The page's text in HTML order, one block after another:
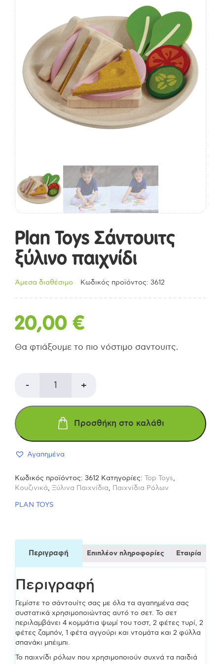
Plan Toys Σάντουιτς
ξύλινο παιχνίδι
Άμεσα διαθέσιμο Κωδικός προϊόντος: 3612
20,00 €
Θα φτιάξουμε το πιο νόστιμο σαντουιτς.
- Plan
Toys
ξύλινο
παιχνίδι
ποσότητα
+
Προσθήκη στο καλάθι
Αγαπημένα
Κωδικός προϊόντος: 3612 Κατηγορίες: Top Toys,
Κουζινικά, Ξύλινα Παιχνίδια, Παιχνίδια Ρόλων
PLAN TOYS
Περιγραφή Επιπλέον πληροφορίες Εταιρία
Περιγραφή
Γεμίστε το σάντουίτς σας με όλα τα αγαπημένα σας
συστατικά χρησιμοποιώντας αυτό το σετ. Το σετ
περιλαμβάνει 4 κομμάτια ψωμί του τοστ, 2 φέτες τυρί, 2
φέτες ζαμπόν, 1 φέτα αγγούρι και ντομάτα και 2 φύλλα
σπανάκι μπέιμπι.
Το παιχνίδι ρόλων που χρησιμοποιούν συχνά τα παιδιά